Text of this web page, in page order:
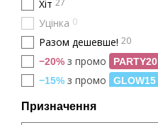
Хіт 27
Уцінка 0
Разом дешевше! 20
−20% з промо PARTY20
−15% з промо GLOW15
Призначення